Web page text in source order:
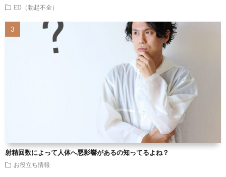
ED（勃起不全）
射精回数によって人体へ悪影響があるの知ってるよね？
お役立ち情報